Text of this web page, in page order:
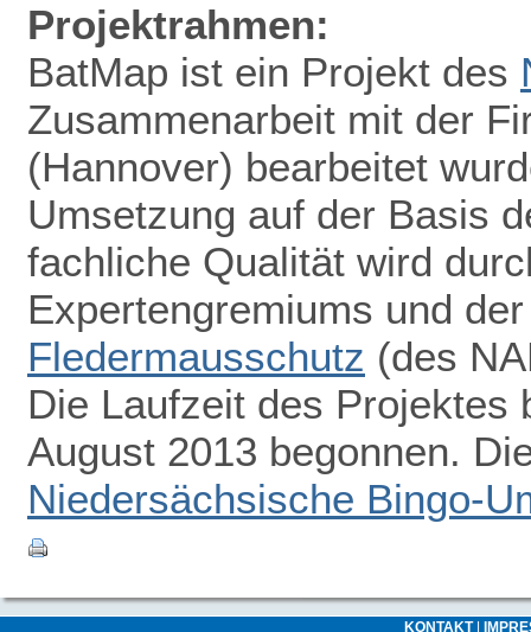
Projektrahmen:
BatMap ist ein Projekt des
Zusammenarbeit mit der
(Hannover) bearbeitet
Umsetzung auf der Basis
fachliche Qualität wird
Expertengremiums und
Fledermausschutz (des
Die Laufzeit des Projektes
August 2013 begonnen.
Niedersächsische Bingo-
KONTAKT|